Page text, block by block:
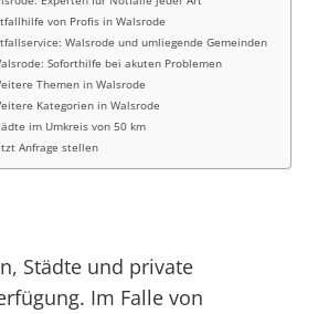
von Profis in Walsrode
Walsrode und umliegende Gemeinden
Soforthilfe bei akuten Problemen
Themen in Walsrode
Kategorien in Walsrode
im Umkreis von 50 km
Anfrage stellen
Städte und private
Im Falle von